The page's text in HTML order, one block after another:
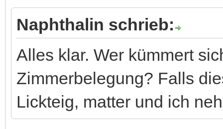
Naphthalin schrieb:
Alles klar. Wer kümmert
Zimmerbelegung? Falls
Lickteig, matter und ich